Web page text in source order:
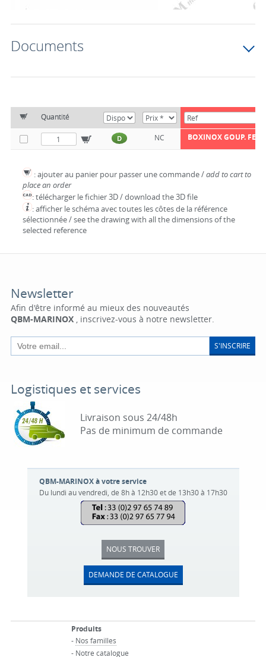
Documents
Quantité
D NC BOXINOX GOUP.
: ajouter au panier pour passer une commande /add to cart to
place an order
: télécharger le fichier 3D / download the 3D file
: afficher le schéma avec toutes les côtes de la référence
sélectionnée / see the drawing with all the dimensions of the
selected reference
Newsletter
Afin d'être informé au mieux des nouveautés
QBM-MARINOX, inscrivez-vous à notre newsletter.
S'INSCRIRE
Logistiques et services
Livraison sous 24/48h
Pas de minimum de commande
QBM-MARINOX à votre service
Du lundi au vendredi, de 8h à 12h30 et de 13h30 à 17h30
NOUS TROUVER
DEMANDE DE CATALOGUE
Produits
- Nos familles
- Notre catalogue